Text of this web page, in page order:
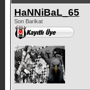
HaNNiBaL_65
Son Barikat